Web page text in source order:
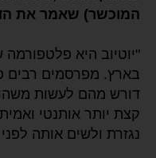
המוכשר) שאמר את
"יוטיוב היא
בארץ. מפרסמים רבים
דורש מהם לעשות משהו
קצת יותר אותנטי
נגזרת ולשים אותה לפני